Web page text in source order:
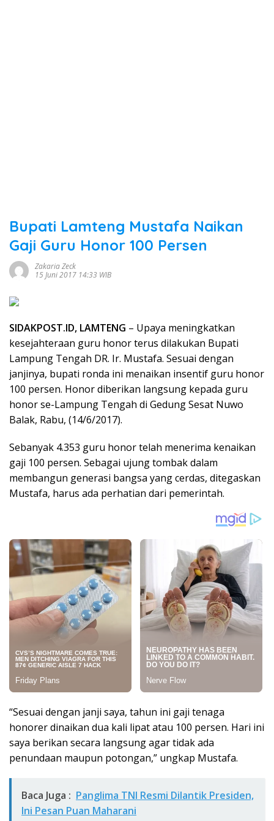
Bupati Lamteng Mustafa Naikan
Gaji Guru Honor 100 Persen
Zakaria Zeck
15 Juni 2017 14:33 WIB
SIDAKPOST.ID, LAMTENG – Upaya meningkatkan
kesejahteraan guru honor terus dilakukan Bupati
Lampung Tengah DR. Ir. Mustafa. Sesuai dengan
janjinya, bupati ronda ini menaikan insentif guru honor
100 persen. Honor diberikan langsung kepada guru
honor se-Lampung Tengah di Gedung Sesat Nuwo
Balak, Rabu, (14/6/2017).
Sebanyak 4.353 guru honor telah menerima kenaikan
gaji 100 persen. Sebagai ujung tombak dalam
membangun generasi bangsa yang cerdas, ditegaskan
Mustafa, harus ada perhatian dari pemerintah.
“Sesuai dengan janji saya, tahun ini gaji tenaga
honorer dinaikan dua kali lipat atau 100 persen. Hari ini
saya berikan secara langsung agar tidak ada
penundaan maupun potongan,” ungkap Mustafa.
Baca Juga : Panglima TNI Resmi Dilantik Presiden,
Ini Pesan Puan Maharani